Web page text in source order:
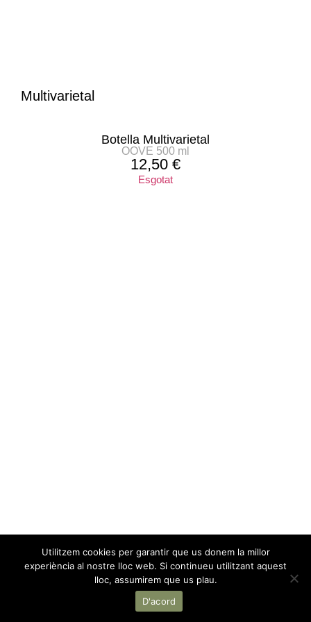
Multivarietal
Botella Multivarietal
OOVE 500 ml
12,50 €
Esgotat
Utilitzem cookies per garantir que us donem la millor
experiència al nostre lloc web. Si continueu utilitzant aquest
lloc, assumirem que us plau.
D'acord